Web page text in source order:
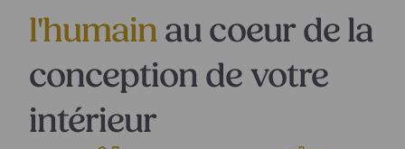
l'humain au coeur de la
conception de votre
intérieur